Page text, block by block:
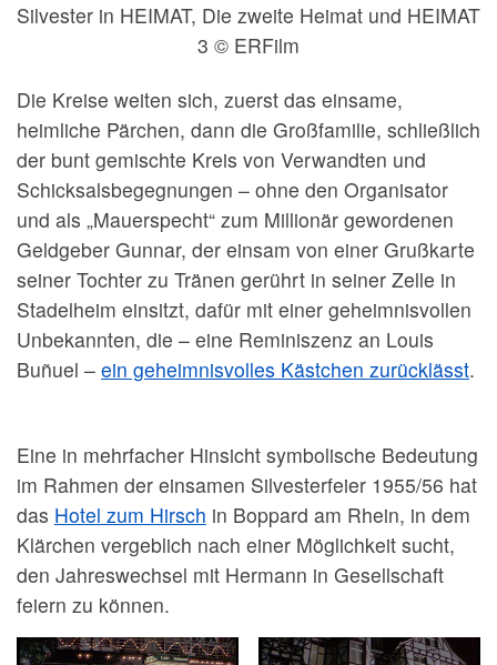
Silvester in HEIMAT, Die zweite Heimat und HEIMAT
3 © ERFilm
Die Kreise weiten sich, zuerst das einsame,
heimliche Pärchen, dann die Großfamilie, schließlich
der bunt gemischte Kreis von Verwandten und
Schicksalsbegegnungen – ohne den Organisator
und als „Mauerspecht“ zum Millionär gewordenen
Geldgeber Gunnar, der einsam von einer Grußkarte
seiner Tochter zu Tränen gerührt in seiner Zelle in
Stadelheim einsitzt, dafür mit einer geheimnisvollen
Unbekannten, die – eine Reminiszenz an Louis
Buñuel – ein geheimnisvolles Kästchen zurücklässt.
Eine in mehrfacher Hinsicht symbolische Bedeutung
im Rahmen der einsamen Silvesterfeier 1955/56 hat
das Hotel zum Hirsch in Boppard am Rhein, in dem
Klärchen vergeblich nach einer Möglichkeit sucht,
den Jahreswechsel mit Hermann in Gesellschaft
feiern zu können.